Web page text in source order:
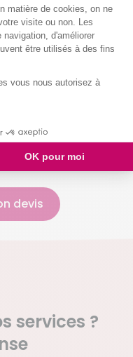
!
à partir de 2h
devis
services ?